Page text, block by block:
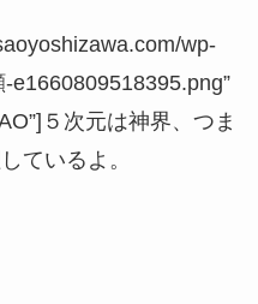
wp-
e1660809518395.png”
５次元は神界、つま
ているよ。